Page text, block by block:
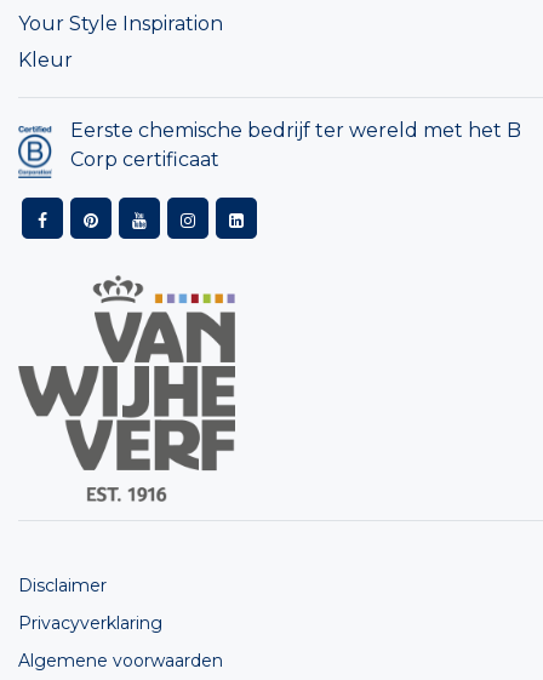
Your Style Inspiration
Kleur
Eerste chemische bedrijf ter wereld met het B
Corp certificaat
Disclaimer
Privacyverklaring
Algemene voorwaarden